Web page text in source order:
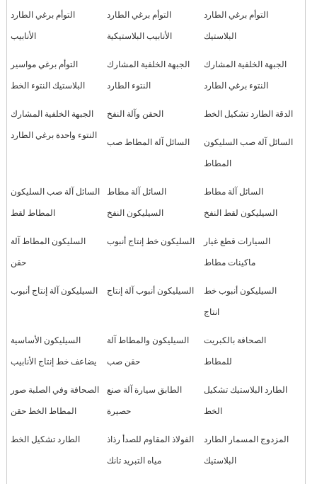
التوأم برغي الطارد
الأنابيب
التوأم برغي الطارد
الأنابيب البلاستيكية
التوأم برغي الطارد
البلاستيك
التوأم برغي مواسير
البلاستيك النتوء الخط
الجبهة الخلفية المشارك
النتوء الطارد
الجبهة الخلفية المشارك
النتوء برغي الطارد
الجبهة الخلفية المشارك
النتوء واحدة برغي الطارد
الحقن وآلة النفخ الدقة الطارد تشكيل الخط
السائل آلة المطاط صب السائل آلة صب السليكون
المطاط
السائل آلة صب السليكون
المطاط لقط
السائل آلة مطاط
السيليكون النفخ
السائل آلة مطاط
السيليكون لقط النفخ
السليكون المطاط آلة
حقن
السليكون خط إنتاج أنبوب السيارات قطع غيار
ماكينات مطاط
السيليكون آلة إنتاج أنبوب السيليكون أنبوب آلة إنتاج السيليكون أنبوب خط
انتاج
السيليكون الأساسية
يضاعف خط إنتاج الأنابيب
السيليكون والمطاط آلة
حقن صب
الصحافة بالكبريت
للمطاط
الصحافة وفي الصلبة صور
المطاط الخط حقن
الطابق سيارة آلة صنع
حصيرة
الطارد البلاستيك تشكيل
الخط
الطارد تشكيل الخط الفولاذ المقاوم للصدأ رذاذ
مياه التبريد تانك
المزدوج المسمار الطارد
البلاستيك